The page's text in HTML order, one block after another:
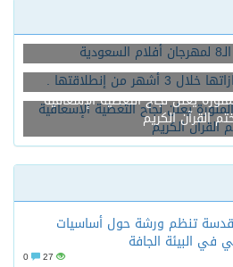
من إنطلاقتها .
يعلن نجاح التغطية الإسعافية
القرآن الكريم
تنظم ورشة حول أساسيات
في البيئة الجافة
27